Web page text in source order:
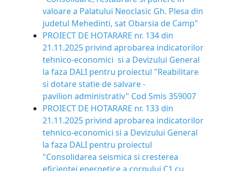
valoare a Palatului Neoclasic Gh. Plesa din
judetul Mehedinti, sat Obarsia de Camp"
PROIECT DE HOTARARE nr. 134 din
21.11.2025 privind aprobarea indicatorilor
tehnico-economici si a Devizului General
la faza DALI pentru proiectul "Reabilitare
si dotare statie de salvare -
pavilion administrativ" Cod Smis 359007
PROIECT DE HOTARARE nr. 133 din
21.11.2025 privind aprobarea indicatorilor
tehnico-economici si a Devizului General
la faza DALI pentru proiectul
"Consolidarea seismica si cresterea